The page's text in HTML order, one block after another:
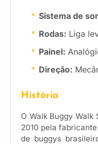
Sistema de
Rodas: Liga
Painel:
Direção:
História
O Walk Buggy Walk
2010 pela
de buggys